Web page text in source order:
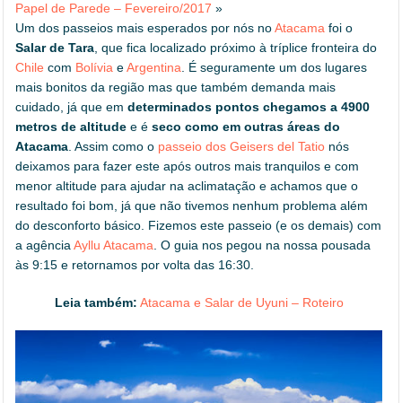
Papel de Parede – Fevereiro/2017 »
Um dos passeios mais esperados por nós noAtacama foi o
Salar de Tara, que fica localizado próximo à tríplice fronteira do
Chile com Bolívia eArgentina. É seguramente um dos lugares
mais bonitos da região mas que também demanda mais
cuidado, já que emdeterminados pontos chegamos a 4900
metros de altitude e éseco como em outras áreas do
Atacama. Assim como o passeio dos Geisers del Tatio nós
deixamos para fazer este após outros mais tranquilos e com
menor altitude para ajudar na aclimatação e achamos que o
resultado foi bom, já que não tivemos nenhum problema além
do desconforto básico. Fizemos este passeio (e os demais) com
a agênciaAyllu Atacama. O guia nos pegou na nossa pousada
às 9:15 e retornamos por volta das 16:30.
Leia também: Atacama e Salar de Uyuni – Roteiro